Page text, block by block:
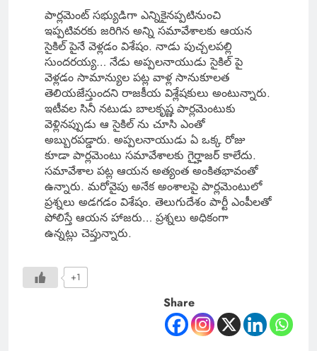
పార్లమెంట్ సభ్యుడిగా ఎన్నికైనప్పటినుంచి
ఇప్పటివరకు జరిగిన అన్ని సమావేశాలకు ఆయన
సైకిల్ పైనే వెళ్లడం విశేషం. నాడు పుచ్చలపల్లి
సుందరయ్య… నేడు అప్పలనాయుడు సైకిల్ పై
వెళ్లడం సామాన్యుల పట్ల వాళ్ల సానుకూలత
తెలియజేస్తుందని రాజకీయ విశ్లేషకులు అంటున్నారు.
ఇటీవల సినీ నటుడు బాలకృష్ణ పార్లమెంటుకు
వెళ్లినప్పుడు ఆ సైకిల్ ను చూసి ఎంతో
అబ్బురపడ్డారు. అప్పలనాయుడు ఏ ఒక్క రోజు
కూడా పార్లమెంటు సమావేశాలకు గైర్హాజర్ కాలేదు.
సమావేశాల పట్ల ఆయన అత్యంత అంకితభావంతో
ఉన్నారు. మరోవైపు అనేక అంశాలపై పార్లమెంటులో
ప్రశ్నలు అడగడం విశేషం. తెలుగుదేశం పార్టీ ఎంపీలతో
పోలిస్తే ఆయన హాజరు… ప్రశ్నలు అధికంగా
ఉన్నట్లు చెప్తున్నారు.
+1
Share